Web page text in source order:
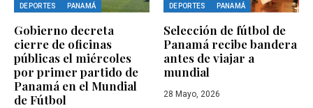
DEPORTES PANAMÁ
Gobierno decreta
cierre de oficinas
públicas el miércoles
por primer partido de
Panamá en el Mundial
de Fútbol
DEPORTES PANAMÁ
Selección de fútbol de
Panamá recibe bandera
antes de viajar a
mundial
28 Mayo, 2026